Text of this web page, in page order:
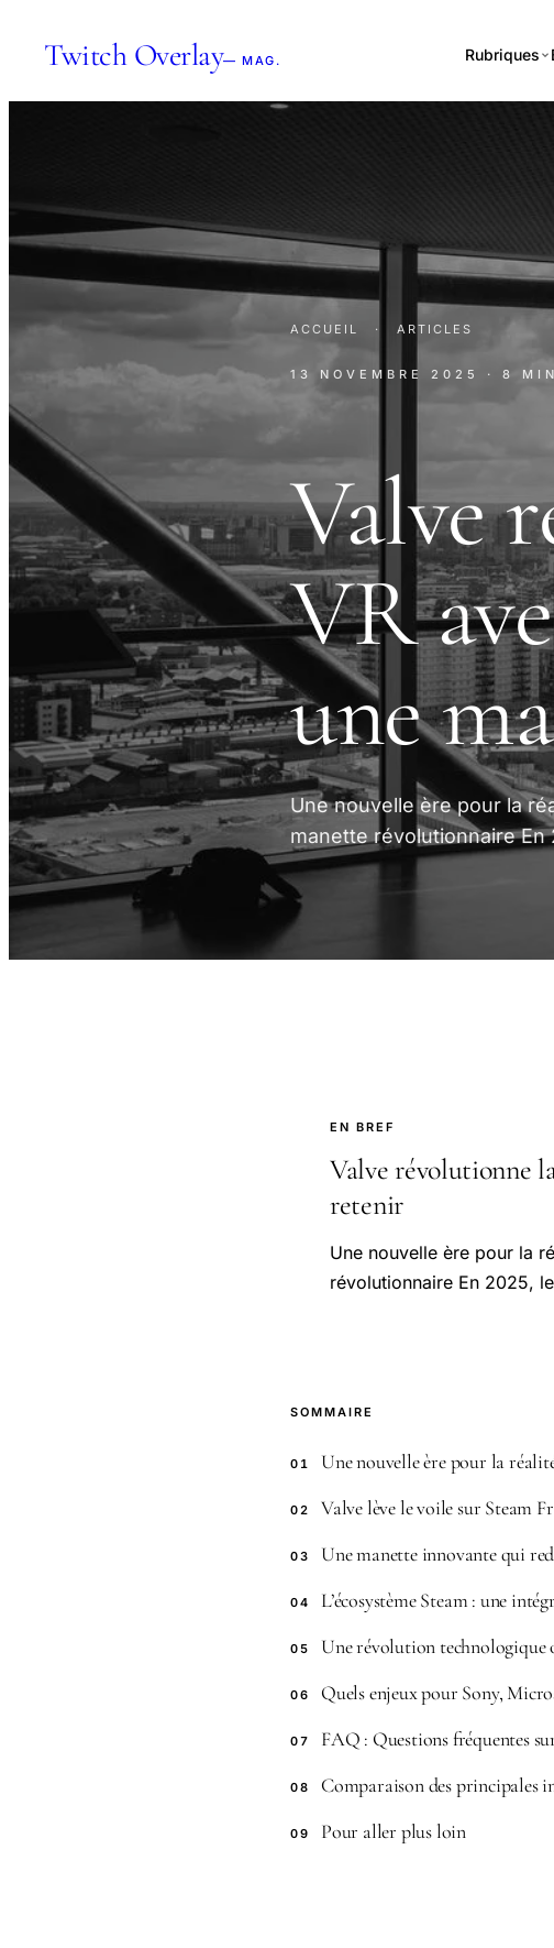
Twitch Overlay— MAG. Rubriques
ACCUEIL · ARTICLES
13 NOVEMBRE 2025 · 8
Valve
VR
une
Une nouvelle ère pour la
manette révolutionnaire
EN BREF
Valve révolutionne
retenir
Une nouvelle ère pour la
révolutionnaire En 2025,
SOMMAIRE
01 Une nouvelle ère pour la
02 Valve lève le voile sur Steam
03 Une manette innovante qui
04 L’écosystème Steam : une
05 Une révolution technologique
06 Quels enjeux pour Sony,
07 FAQ : Questions fréquentes
08 Comparaison des principales
09 Pour aller plus loin